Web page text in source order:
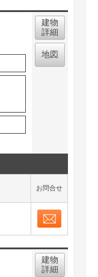
建物
詳細
地図
お問合せ
建物
詳細